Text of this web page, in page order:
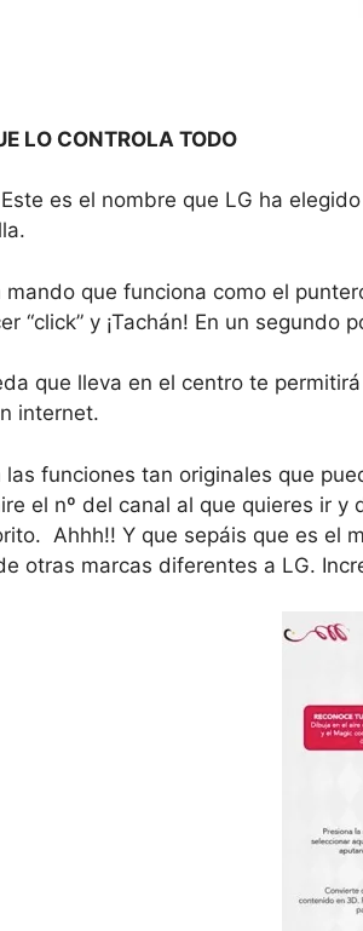
LO CONTROLA TODO
es el nombre que LG ha
que funciona como el
“click” y ¡Tachán! En un
que lleva en el centro te
internet.
las funciones tan originales que
el nº del canal al que quieres ir
Ahhh!! Y que sepáis que es el
otras marcas diferentes a LG.